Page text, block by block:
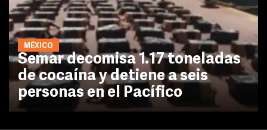
MÉXICO
Semar decomisa 1.17 toneladas
de cocaína y detiene a seis
personas en el Pacífico